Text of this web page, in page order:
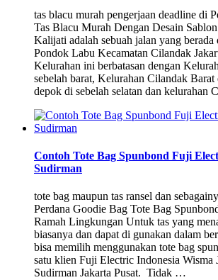
tas blacu murah pengerjaan deadline di
Tas Blacu Murah Dengan Desain
Kalijati adalah sebuah jalan yang berada
Pondok Labu Kecamatan Cilandak
Kelurahan ini berbatasan dengan
sebelah barat, Kelurahan Cilandak Barat
depok di sebelah selatan dan kelurahan
Contoh Tote Bag Spunbond Fuji
Sudirman
tote bag maupun tas ransel dan
Perdana Goodie Bag Tote Bag
Ramah Lingkungan Untuk tas yang
biasanya dan dapat di gunakan dalam
bisa memilih menggunakan tote bag
satu klien Fuji Electric Indonesia Wisma
Sudirman Jakarta Pusat. Tidak …